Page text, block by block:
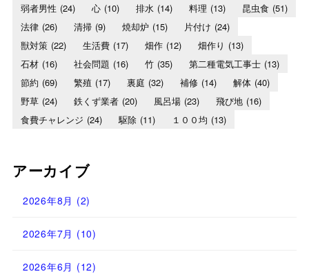
弱者男性 (24) 心 (10) 排水 (14) 料理 (13) 昆虫食 (51)
法律 (26) 清掃 (9) 焼却炉 (15) 片付け (24)
獣対策 (22) 生活費 (17) 畑作 (12) 畑作り (13)
石材 (16) 社会問題 (16) 竹 (35) 第二種電気工事士 (13)
節約 (69) 繁殖 (17) 裏庭 (32) 補修 (14) 解体 (40)
野草 (24) 鉄くず業者 (20) 風呂場 (23) 飛び地 (16)
食費チャレンジ (24) 駆除 (11) １００均 (13)
アーカイブ
2026年8月 (2)
2026年7月 (10)
2026年6月 (12)